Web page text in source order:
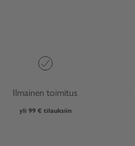
Ilmainen toimitus
yli 99 € tilauksiin